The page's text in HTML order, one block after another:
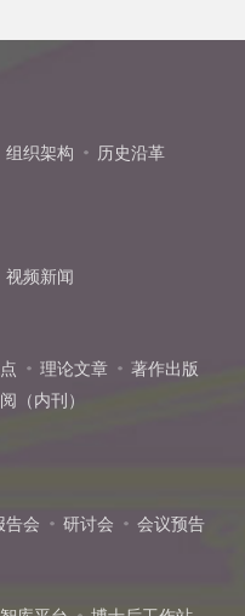
组织架构
历史沿革
视频新闻
理论文章
著作出版
（内刊）
告会 研讨会 会议预告